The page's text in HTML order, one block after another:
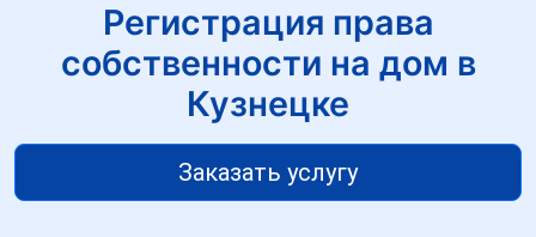
Регистрация права
собственности на дом в
Кузнецке
Заказать услугу